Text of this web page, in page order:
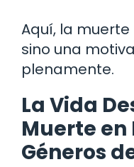
Aquí, la
sino una
plenamente.
La Vida
Muerte
Géneros